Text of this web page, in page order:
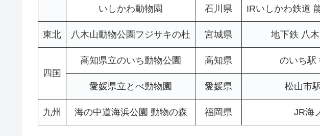
いしかわ動物園 石川県 IRいしかわ鉄道
東北 八木山動物公園フジサキの杜 宮城県 地下鉄 八
四国
高知県立のいち動物公園 高知県 のいち駅
愛媛県立とべ動物園 愛媛県 松山市
九州 海の中道海浜公園 動物の森 福岡県 JR海